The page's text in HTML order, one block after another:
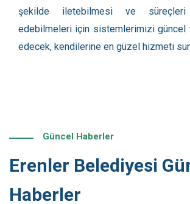
şekilde iletebilmesi ve
edebilmeleri için sistemlerimizi güncel
edecek, kendilerine en güzel hizmeti
Güncel Haberler
Erenler Belediyesi
Haberler